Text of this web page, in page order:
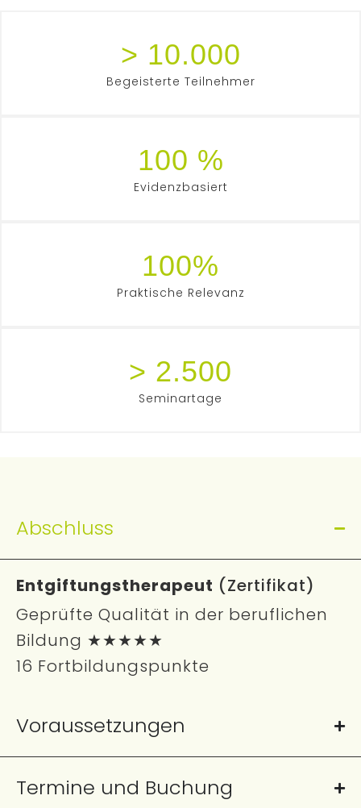
> 10.000
Begeisterte Teilnehmer
100 %
Evidenzbasiert
100%
Praktische Relevanz
> 2.500
Seminartage
Abschluss
Entgiftungstherapeut (Zertifikat)
Geprüfte Qualität in der beruflichen
Bildung ★★★★★
16 Fortbildungspunkte
Voraussetzungen
Termine und Buchung